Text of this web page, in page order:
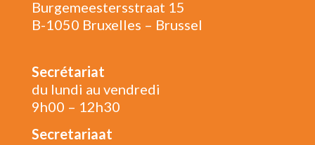
Burgemeestersstraat 15
B-1050 Bruxelles – Brussel
Secrétariat
du lundi au vendredi
9h00 – 12h30
Secretariaat